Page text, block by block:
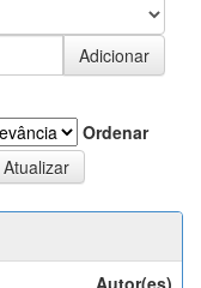
Ordenar
Autor(es)